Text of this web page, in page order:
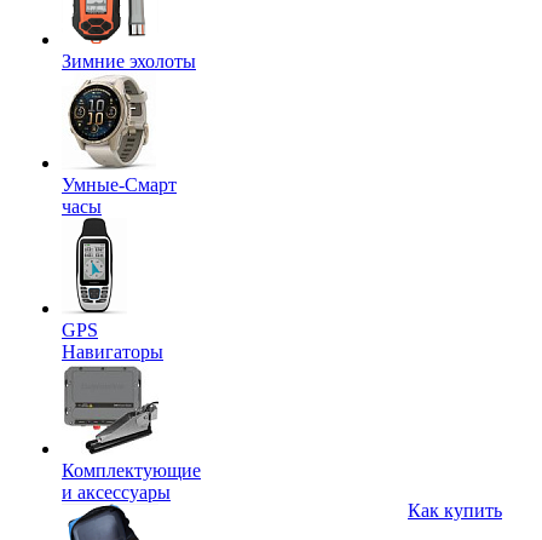
Зимние эхолоты
Умные-Смарт
часы
GPS
Навигаторы
Комплектующие
и аксессуары
Как купить